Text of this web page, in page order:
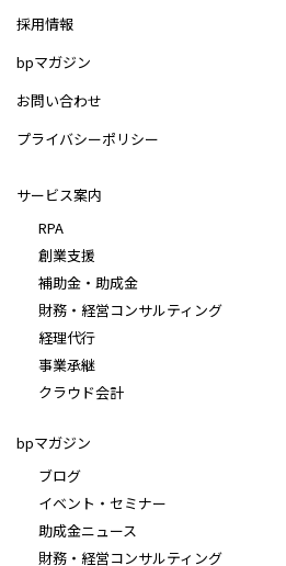
採用情報
bpマガジン
お問い合わせ
プライバシーポリシー
サービス案内
RPA
創業支援
補助金・助成金
財務・経営コンサルティング
経理代行
事業承継
クラウド会計
bpマガジン
ブログ
イベント・セミナー
助成金ニュース
財務・経営コンサルティング